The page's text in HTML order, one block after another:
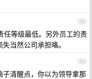
52
任等级最低。另外员工的责
当然公司承担咯。
53
清醒点，你以为领导拿那